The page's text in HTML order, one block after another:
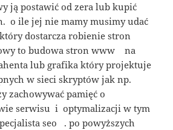
ją postawić od zera lub kupić
o ile jej nie mamy musimy udać
dostarcza robienie stron
to budowa stron www na
lub grafika który projektuje
w sieci skryptów jak np.
zachowywać pamięć o
serwisu i optymalizacji w tym
seo . po powyższych